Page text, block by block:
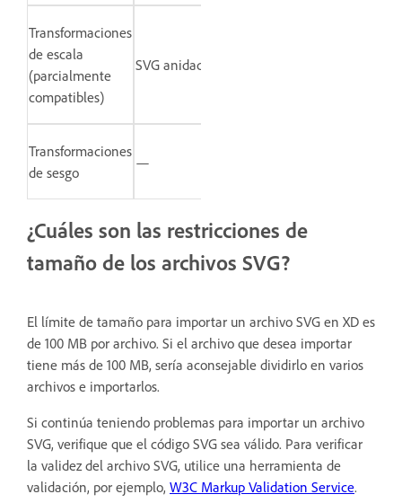
Transformaciones
de escala
(parcialmente
compatibles)
SVG anidado
Transformaciones
de sesgo
—
¿Cuáles son las restricciones de
tamaño de los archivos SVG?
El límite de tamaño para importar un archivo SVG en XD es
de 100 MB por archivo. Si el archivo que desea importar
tiene más de 100 MB, sería aconsejable dividirlo en varios
archivos e importarlos.
Si continúa teniendo problemas para importar un archivo
SVG, verifique que el código SVG sea válido. Para verificar
la validez del archivo SVG, utilice una herramienta de
validación, por ejemplo, W3C Markup Validation Service.